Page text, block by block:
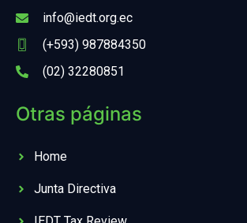
info@iedt.org.ec
(+593) 987884350
(02) 32280851
Otras páginas
Home
Junta Directiva